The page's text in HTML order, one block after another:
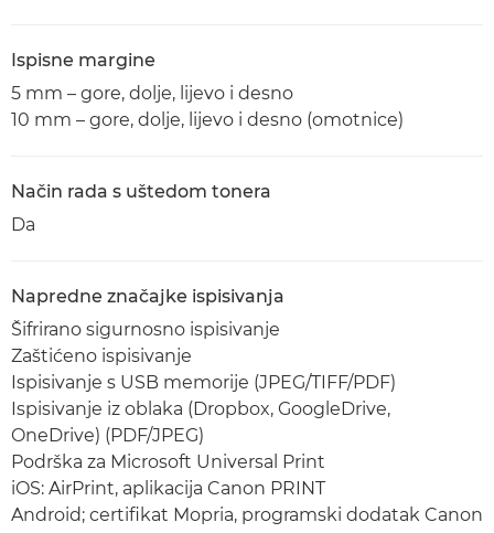
Ispisne margine
5 mm – gore, dolje, lijevo i desno
10 mm – gore, dolje, lijevo i desno (omotnice)
Način rada s uštedom tonera
Da
Napredne značajke ispisivanja
Šifrirano sigurnosno ispisivanje
Zaštićeno ispisivanje
Ispisivanje s USB memorije (JPEG/TIFF/PDF)
Ispisivanje iz oblaka (Dropbox, GoogleDrive,
OneDrive) (PDF/JPEG)
Podrška za Microsoft Universal Print
iOS: AirPrint, aplikacija Canon PRINT
Android; certifikat Mopria, programski dodatak Canon